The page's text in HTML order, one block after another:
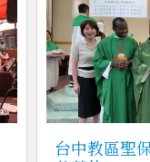
台中教區聖